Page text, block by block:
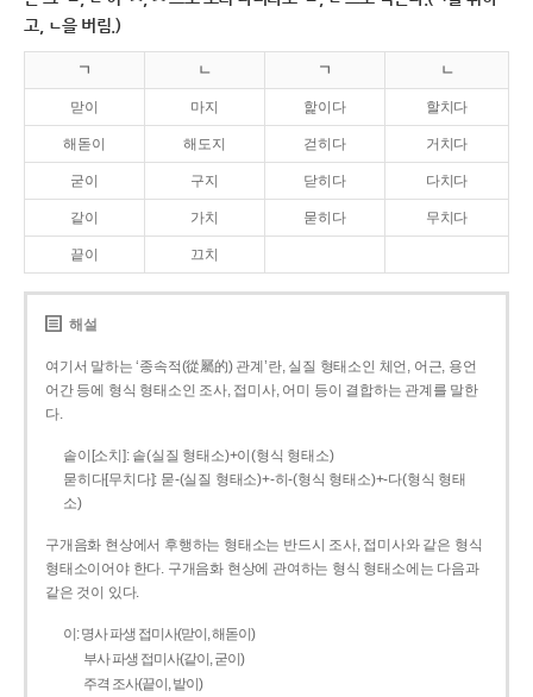
고, ㄴ을 버림.)
ㄱ ㄴ ㄱ ㄴ
맏이 마지 핥이다 할치다
해돋이 해도지 걷히다 거치다
굳이 구지 닫히다 다치다
같이 가치 묻히다 무치다
끝이 끄치
해설
여기서 말하는 ‘종속적(從屬的) 관계’란, 실질 형태소인 체언, 어근, 용언
어간 등에 형식 형태소인 조사, 접미사, 어미 등이 결합하는 관계를 말한
다.
솥이[소치]: 솥(실질 형태소)+이(형식 형태소)
묻히다[무치다]: 묻­-(실질 형태소)+­-히­-(형식 형태소)+-다(형식 형태
소)
구개음화 현상에서 후행하는 형태소는 반드시 조사, 접미사와 같은 형식
형태소이어야 한다. 구개음화 현상에 관여하는 형식 형태소에는 다음과
같은 것이 있다.
이: 명사 파생 접미사(맏이, 해돋이)
부사 파생 접미사(같이, 굳이)
주격 조사(끝이, 밭이)